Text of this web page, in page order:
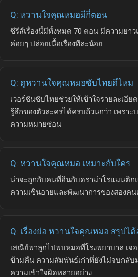
Q: หวานใจคุณหมอมีกี่ตอน
ซีรีส์เรื่องนี้มีทั้งหมด 70 ตอน มีความยา
ค่อยๆ ปล่อยเนื้อเรื่องทีละน้อย
Q: ดูหวานใจคุณหมอซับไทยดีไหม
เวอร์ชันซับไทยช่วยให้เข้าใจรายละเอี
รู้สึกของตัวละครได้ครบถ้วนกว่า เพรา
ความหมายซ่อน
Q: หวานใจคุณหมอ เหมาะกับใคร
น่าจะถูกกับคนที่อินกับดราม่าโรแมนติก
ความเขินอายและพัฒนาการของสองค
Q: เรื่องย่อ หวานใจคุณหมอ สรุปได้
เสณีย์พาลูกไปพบหมอที่โรงพยาบาล เ
ข้ามคืน ความสัมพันธ์เก่าที่ยังไม่จบกลับ
ความเข้าใจผิดหลายอย่าง